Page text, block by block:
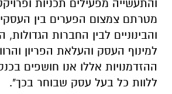
ההזדמנויות אללו אנו חושפים
ללוות כל בעל עסק שבוחר בכך".
נציין כי כנס זה הוא אירוע נוסף
מעוף והסוכנות לעסקים קטנים
כאשר רק בחודש האחרון נערכו